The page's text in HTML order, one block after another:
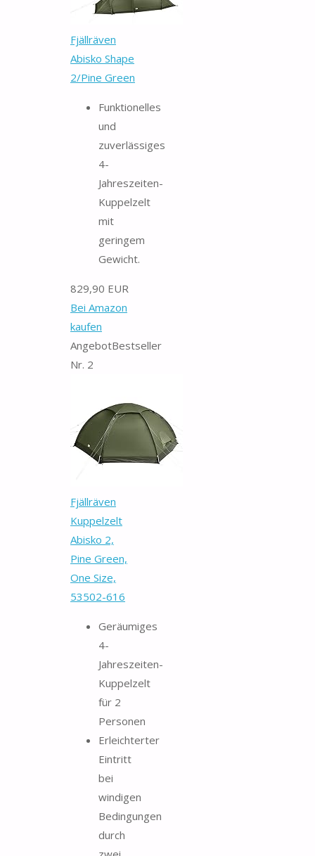
Fjällräven
Abisko Shape
2/Pine Green
Funktionelles
und
zuverlässiges
4-
Jahreszeiten-
Kuppelzelt
mit
geringem
Gewicht.
829,90 EUR
Bei Amazon
kaufen
AngebotBestseller
Nr. 2
Fjällräven
Kuppelzelt
Abisko 2,
Pine Green,
One Size,
53502-616
Geräumiges
4-
Jahreszeiten-
Kuppelzelt
für 2
Personen
Erleichterter
Eintritt
bei
windigen
Bedingungen
durch